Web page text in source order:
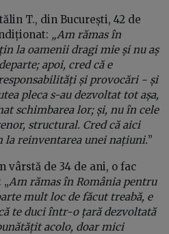
T., din București, 42 de
„Am rămas în
la oamenii dragi mie și nu aș
apoi, cred că e
și provocări - și
pleca s-au dezvoltat tot așa,
schimbarea lor; și, nu în cele
structural. Cred că aici
la reinventarea unei națiuni.”
vârstă de 34 de ani, o fac
Am rămas în România pentru
mult loc de făcut treabă, e
te duci într-o țară dezvoltată
acolo, doar mici